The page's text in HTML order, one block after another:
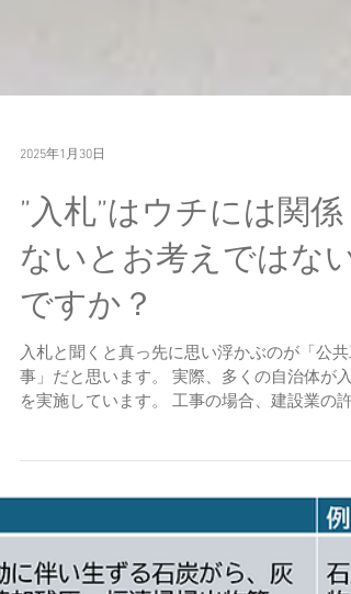
2025年1月30日
”入札”はウチには関係
ないとお考えではない
ですか？
入札と聞くと真っ先に思い浮かぶのが「公共
を実施しています。 工事の場合、建設業の許
と、多くの準備が必要になります。 時間と費
が結構掛かります。 ですが、入札は工事だけ
はありません。...